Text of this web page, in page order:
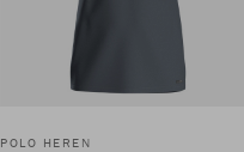
POLO HEREN